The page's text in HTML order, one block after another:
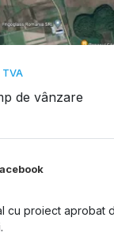
TVA
de vânzare
cu proiect aprobat